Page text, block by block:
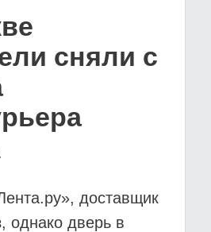
сняли с
доставщик
однако дверь в